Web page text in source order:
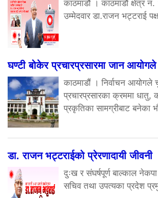
काठमाडौं । काठमाडौं क्षेत्र
उम्मेदवार डा.राजन भट्टराई
घण्टी बोकेर प्रचारप्रसारमा जान आयोगले
काठमाडौं । निर्वाचन आयोगले
प्रचारप्रसारका क्रममा धातु,
प्रकृतिका सामग्रीबाट बनेका
डा. राजन भट्टराईको प्रेरणादायी जीवनी
दुःख र संघर्षपूर्ण बाल्काल
सचिव तथा उपत्यका प्रदेश